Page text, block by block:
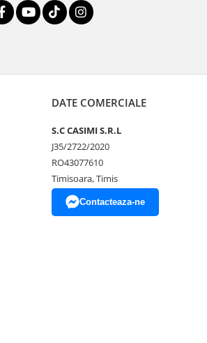
DATE COMERCIALE
S.C CASIMI S.R.L
J35/2722/2020
RO43077610
Timisoara, Timis
Contacteaza-ne